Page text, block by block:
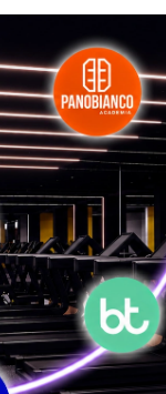
mais difícil.
o crescimento